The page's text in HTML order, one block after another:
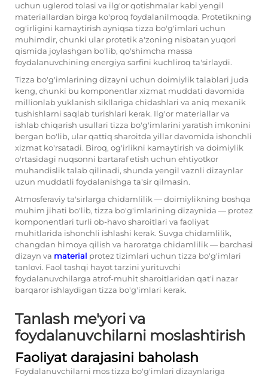
uchun uglerod tolasi va ilg'or qotishmalar kabi yengil
materiallardan birga ko'proq foydalanilmoqda. Protetikning
og'irligini kamaytirish ayniqsa tizza bo'g'imlari uchun
muhimdir, chunki ular protetik a'zoning nisbatan yuqori
qismida joylashgan bo'lib, qo'shimcha massa
foydalanuvchining energiya sarfini kuchliroq ta'sirlaydi.
Tizza bo'g'imlarining dizayni uchun doimiylik talablari juda
keng, chunki bu komponentlar xizmat muddati davomida
millionlab yuklanish sikllariga chidashlari va aniq mexanik
tushishlarni saqlab turishlari kerak. Ilg'or materiallar va
ishlab chiqarish usullari tizza bo'g'imlarini yaratish imkonini
bergan bo'lib, ular qattiq sharoitda yillar davomida ishonchli
xizmat ko'rsatadi. Biroq, og'irlikni kamaytirish va doimiylik
o'rtasidagi nuqsonni bartaraf etish uchun ehtiyotkor
muhandislik talab qilinadi, shunda yengil vaznli dizaynlar
uzun muddatli foydalanishga ta'sir qilmasin.
Atmosferaviy ta'sirlarga chidamlilik — doimiylikning boshqa
muhim jihati bo'lib, tizza bo'g'imlarining dizaynida — protez
komponentlari turli ob-havo sharoitlari va faoliyat
muhitlarida ishonchli ishlashi kerak. Suvga chidamlilik,
changdan himoya qilish va haroratga chidamlilik — barchasi
dizayn va material protez tizimlari uchun tizza bo'g'imlari
tanlovi. Faol tashqi hayot tarzini yurituvchi
foydalanuvchilarga atrof-muhit sharoitlaridan qat'i nazar
barqaror ishlaydigan tizza bo'g'imlari kerak.
Tanlash me'yori va
foydalanuvchilarni moslashtirish
Faoliyat darajasini baholash
Foydalanuvchilarni mos tizza bo'g'imlari dizaynlariga